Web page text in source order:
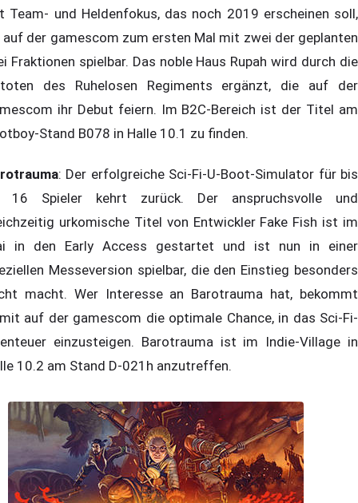
Team- und Heldenfokus, das noch 2019 erscheinen soll,
der gamescom zum ersten Mal mit zwei der geplanten
Fraktionen spielbar. Das noble Haus Rupah wird durch die
des Ruhelosen Regiments ergänzt, die auf der
ihr Debut feiern. Im B2C-Bereich ist der Titel am
Stand B078 in Halle 10.1 zu finden.
: Der erfolgreiche Sci-Fi-U-Boot-Simulator für bis
16 Spieler kehrt zurück. Der anspruchsvolle und
urkomische Titel von Entwickler Fake Fish ist im
in den Early Access gestartet und ist nun in einer
Messeversion spielbar, die den Einstieg besonders
macht. Wer Interesse an Barotrauma hat, bekommt
auf der gamescom die optimale Chance, in das Sci-Fi-
einzusteigen. Barotrauma ist im Indie-Village in
10.2 am Stand D-021h anzutreffen.